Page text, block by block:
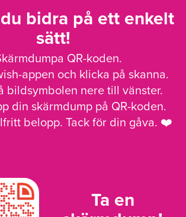
bidra på ett enkelt
sätt!
QR-koden.
appen och klicka på skanna.
bildsymbolen nere till vänster.
din skärmdump på QR-koden.
belopp. Tack för din gåva. ❤️
Ta en